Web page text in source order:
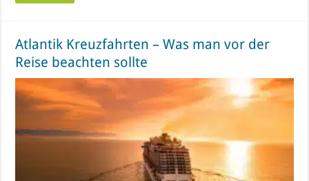
Atlantik Kreuzfahrten – Was man vor der
Reise beachten sollte